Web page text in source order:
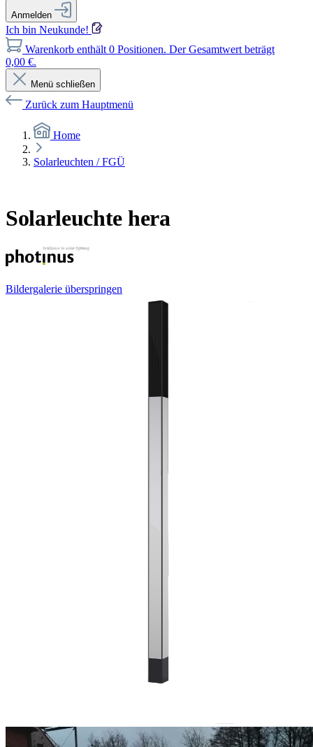
Anmelden
Ich bin Neukunde!
Warenkorb enthält 0 Positionen. Der Gesamtwert beträgt
0,00 €.
Menü schließen
Zurück zum Hauptmenü
Home
Solarleuchten / FGÜ
Solarleuchte hera
Bildergalerie überspringen